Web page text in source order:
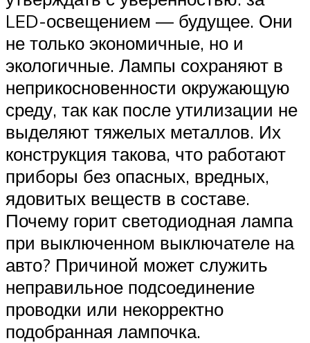
LED-освещением — будущее. Они
не только экономичные, но и
экологичные. Лампы сохраняют в
неприкосновенности окружающую
среду, так как после утилизации не
выделяют тяжелых металлов. Их
конструкция такова, что работают
приборы без опасных, вредных,
ядовитых веществ в составе.
Почему горит светодиодная лампа
при выключенном выключателе на
авто? Причиной может служить
неправильное подсоединение
проводки или некорректно
подобранная лампочка.